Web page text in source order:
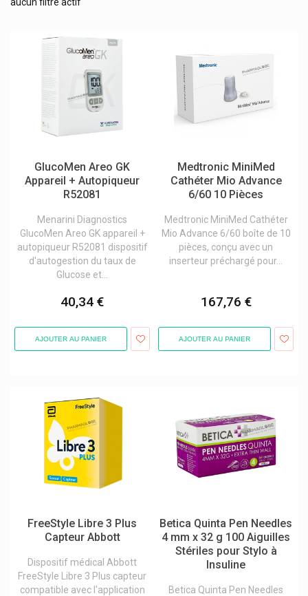
Compresses & coton
Aiguilles pour stylos
Bandelettes
Divers
Glucomètre
Stylos autopiqueurs
Trousse isotherme
Incontinence
Lavements
Lentilles de contact
Matériel médical
Piqûres d'insectes et morsures
Tests et diagnostic
Traitement Plaies et brûlures
Bd
Frio Pochettes
Novo Nordisk
Roche
Sooil
Wellion
Ypsomed
GlucoMen Areo GK
Appareil + Autopiqueur
R52081
Menarini Diagnostics
GlucoMen Areo GK appareil +
autopiqueur R52081 dispositif
d'autogestion du taux de
Glucose et...
40,34 €
AJOUTER AU PANIER
Medtronic MiniMed
Cathéter Mio Advance
6/60 10 Pièces
Medtronic MiniMed Cathéter
Mio Advance 6/60 boîte de 10
pièces, conçu avec un
inserteur préchargé pour...
167,76 €
AJOUTER AU PANIER
FreeStyle Libre 3 Plus
Capteur Abbott
Dispositif médical Abbott
FreeStyle Libre 3 Plus capteur
compatible avec l'application
Betica Quinta Pen Needles
4 mm x 32 g 100 Aiguilles
Stériles pour Stylo à
Insuline
Betica Quinta Pen Needles